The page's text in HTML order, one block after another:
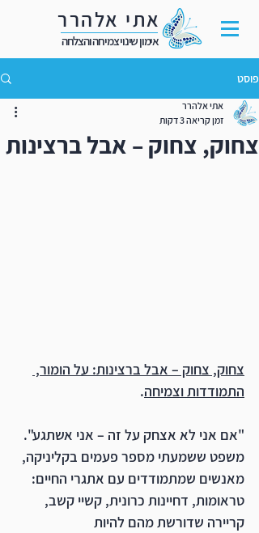
אתי אלהרר
אימון שינוי צמיחה והצלחה
פוסט
צחוק, צחוק – אבל ברצינות
אתי אלהרר
זמן קריאה 3 דקות
צחוק, צחוק – אבל ברצינות: על הומור,
התמודדות וצמיחה.
"אם אני לא אצחק על זה – אני אשתגע".
משפט ששמעתי מספר פעמים בקליניקה,
מאנשים שמתמודדים עם אתגרי החיים:
טראומות, דחיינות כרונית, קשיי קשב,
קריירה שדורשת מהם להיות